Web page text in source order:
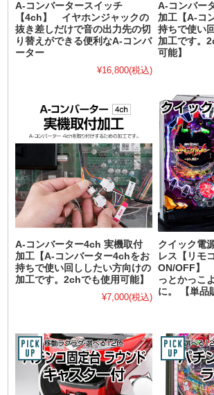
A-コンバータースイッチ
【4ch】 イヤホンジャックの
抜き差しだけで音の出力先の切
り替えができる便利なA-コンバ
ーター
¥16,800(税込)
A-コンバー
加工【A-コ
持ちで使い
加工です。
可能】
A-コンバーター4ch 実機取付
加工【A-コンバーター4chをお
持ちで使い回ししたい方向けの
加工です。2chでも使用可能】
¥7,000(税込)
クイック電
レス【リモ
ON/OFF】
っとかっこ
に。 【単品